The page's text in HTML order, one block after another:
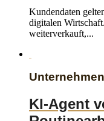
Kundendaten
digitalen
weiterverkauft,...
Unternehmen
KI-Agent